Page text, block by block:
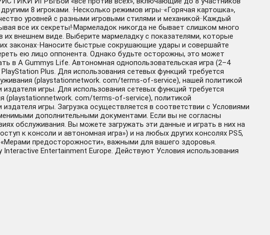
8 игроками. ·Несколько режимов игры··«Горячая картошка»,
уровней с разными игровыми стилями и механикой··Каждый
все их секреты!·Мармеладок никогда не бывает слишком много
их внешнем виде. Выберите мармеладку с показателями, которые
законах··Наносите быстрые сокрушающие удары и совершайте
ею лицо оппонента. Однако будьте осторожны, это может
в A Gummys Life. Автономная однопользовательская игра (2–4
Plus. Для использования сетевых функций требуется
(playstationnetwork. com/terms-of-service), нашей политикой
игры. Для использования сетевых функций требуется
(playstationnetwork. com/terms-of-service), политикой
игры. Загрузка осуществляется в соответствии с Условиями
дополнительными документами. Если вы не согласны
обслуживания. Вы можете загружать эти данные и играть в них на
к консоли и автономная игра») и на любых других консолях PS5,
предосторожности», важными для вашего здоровья.
Entertainment Europe. Действуют Условия использования